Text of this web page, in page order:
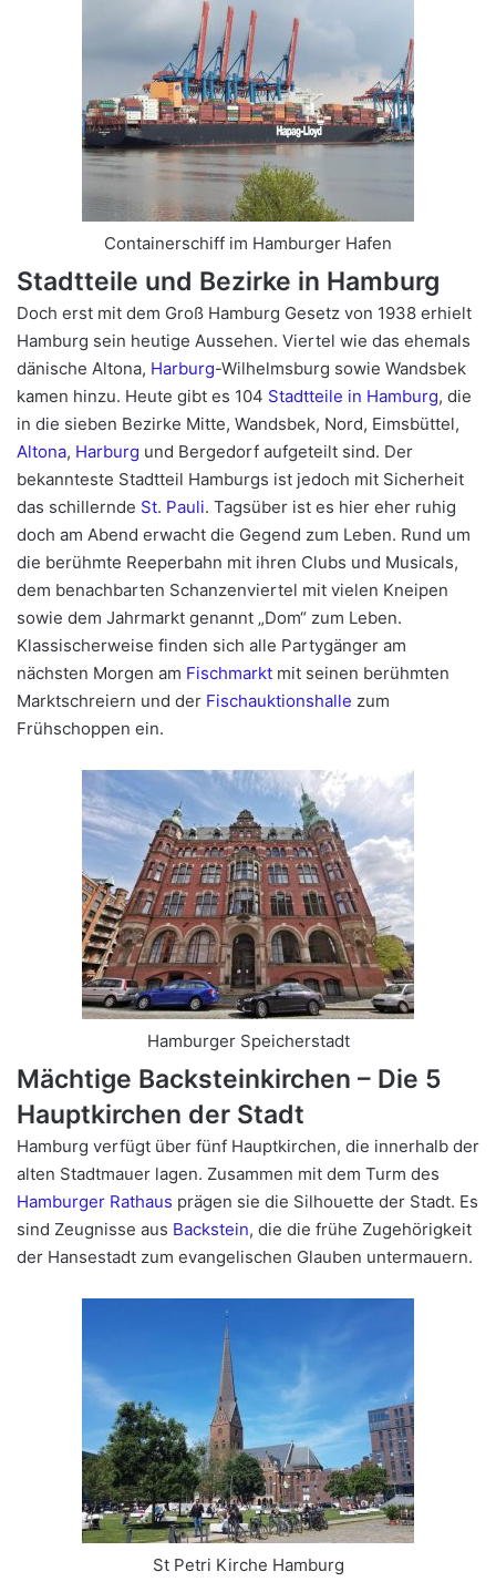
Containerschiff im Hamburger Hafen
Stadtteile und Bezirke in Hamburg
Doch erst mit dem Groß Hamburg Gesetz von 1938 erhielt
Hamburg sein heutige Aussehen. Viertel wie das ehemals
dänische Altona, Harburg-Wilhelmsburg sowie Wandsbek
kamen hinzu. Heute gibt es 104 Stadtteile in Hamburg, die
in die sieben Bezirke Mitte, Wandsbek, Nord, Eimsbüttel,
Altona, Harburg und Bergedorf aufgeteilt sind. Der
bekannteste Stadtteil Hamburgs ist jedoch mit Sicherheit
das schillernde St. Pauli. Tagsüber ist es hier eher ruhig
doch am Abend erwacht die Gegend zum Leben. Rund um
die berühmte Reeperbahn mit ihren Clubs und Musicals,
dem benachbarten Schanzenviertel mit vielen Kneipen
sowie dem Jahrmarkt genannt „Dom“ zum Leben.
Klassischerweise finden sich alle Partygänger am
nächsten Morgen am Fischmarkt mit seinen berühmten
Marktschreiern und der Fischauktionshalle zum
Frühschoppen ein.
Hamburger Speicherstadt
Mächtige Backsteinkirchen – Die 5
Hauptkirchen der Stadt
Hamburg verfügt über fünf Hauptkirchen, die innerhalb der
alten Stadtmauer lagen. Zusammen mit dem Turm des
Hamburger Rathaus prägen sie die Silhouette der Stadt. Es
sind Zeugnisse aus Backstein, die die frühe Zugehörigkeit
der Hansestadt zum evangelischen Glauben untermauern.
St Petri Kirche Hamburg